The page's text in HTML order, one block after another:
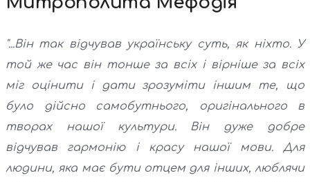
"...Він так відчував українську суть, як ніхто. У
той же час він тонше за всіх і вірніше за всіх
міг оцінити і дати зрозуміти іншим те, що
було дійсно самобутнього, оригінального в
творах нашої культури. Він дуже добре
відчував гармонію і красу нашої мови. Для
людини, яка має бути отцем для інших, люблячи